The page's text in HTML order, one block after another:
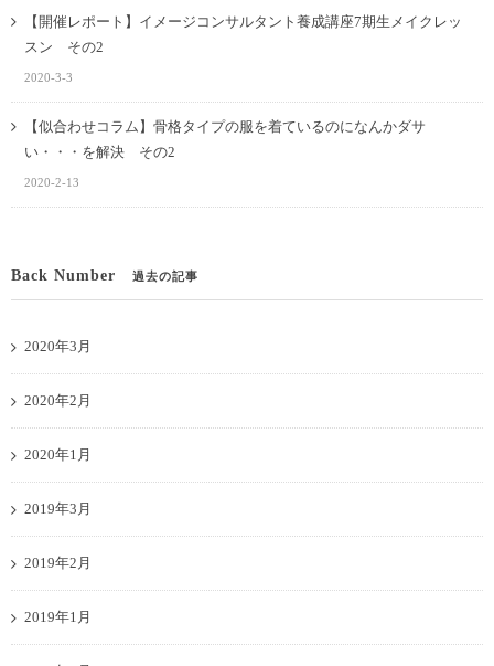
【開催レポート】イメージコンサルタント養成講座7期生メイクレッ
スン その2
2020-3-3
【似合わせコラム】骨格タイプの服を着ているのになんかダサ
い・・・を解決 その2
2020-2-13
Back Number 過去の記事
2020年3月
2020年2月
2020年1月
2019年3月
2019年2月
2019年1月